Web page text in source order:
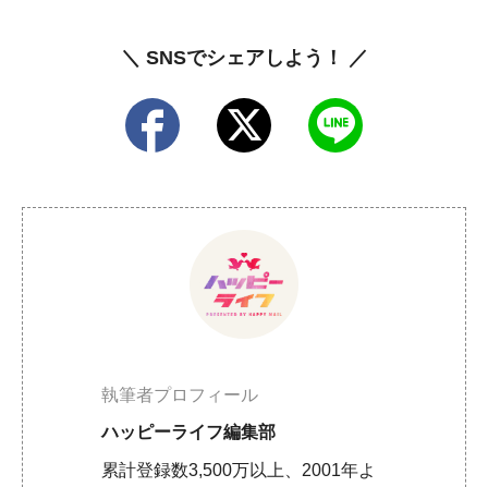
＼ SNSでシェアしよう！ ／
執筆者プロフィール
ハッピーライフ編集部
累計登録数3,500万以上、2001年よ